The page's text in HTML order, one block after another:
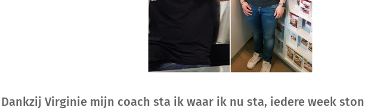
Dankzij Virginie mijn coach sta ik waar ik nu sta, iedere week